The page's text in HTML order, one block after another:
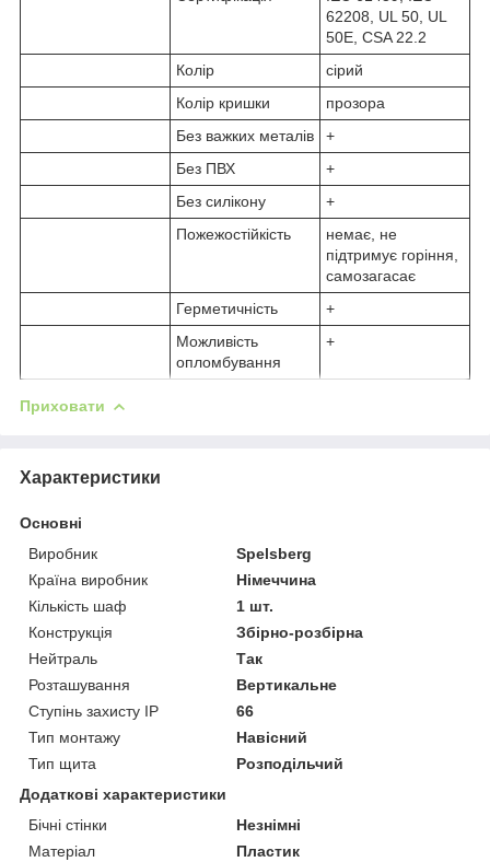
62208, UL 50, UL
50E, CSA 22.2
Колір
сірий
Колір кришки
прозора
Без важких металів
+
Без ПВХ
+
Без силікону
+
Пожежостійкість
немає, не
підтримує горіння,
самозагасає
Герметичність
+
Можливість
опломбування
+
Приховати
Характеристики
Основні
Виробник
Spelsberg
Країна виробник
Німеччина
Кількість шаф
1 шт.
Конструкція
Збірно-розбірна
Нейтраль
Так
Розташування
Вертикальне
Ступінь захисту IP
66
Тип монтажу
Навісний
Тип щита
Розподільчий
Додаткові характеристики
Бічні стінки
Незнімні
Матеріал
Пластик